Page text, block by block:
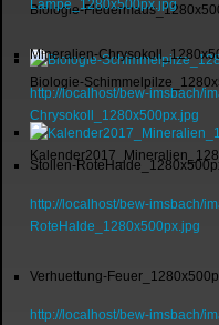
Biologie-
Biologie-
Lampe_1280x500px.jpg
Mineralien-
http://localhost/bew-imsbach/
Chrysokoll_1280x500px.jpg
Stollen-
http://localhost/bew-imsbach/
RoteHalde_1280x500px.jpg
Verhuettung-
http://localhost/bew-imsbach/